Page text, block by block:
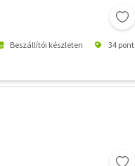
Beszállítói készleten 34 pont